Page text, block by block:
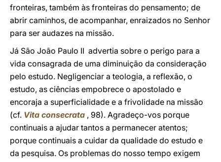
fronteiras, também às fronteiras do pensamento; de
abrir caminhos, de acompanhar, enraizados no Senhor
para ser audazes na missão.
Já São João Paulo II advertia sobre o perigo para a
vida consagrada de uma diminuição da consideração
pelo estudo. Negligenciar a teologia, a reflexão, o
estudo, as ciências empobrece o apostolado e
encoraja a superficialidade e a frivolidade na missão
(cf. Vita consecrata , 98). Agradeço-vos porque
continuais a ajudar tantos a permanecer atentos;
porque continuais a cuidar da qualidade do estudo e
da pesquisa. Os problemas do nosso tempo exigem